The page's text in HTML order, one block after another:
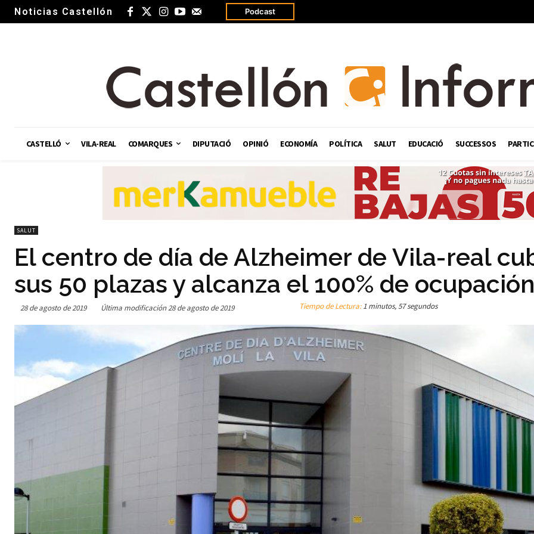
Noticias Castellón Podcast
CASTELLÓ VILA-REAL COMARQUES DIPUTACIÓ OPINIÓ ECONOMÍA POLÍTICA SALUT EDUCACIÓ SUCCESSOS
SALUT
El centro de día de Alzheimer de Vila-real
sus 50 plazas y alcanza el 100% de
28 de agosto de 2019 Última modificación28 de agosto de 2019 Tiempo de Lectura:1 minutos, 57 segundos